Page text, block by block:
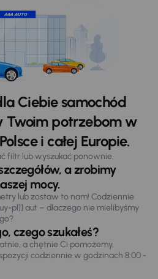
Ciebie samochód
Twoim potrzebom w
i całej Europie.
filtr lub wyszukać ponownie.
a zrobimy
mocy.
lub zostaw to nam! Codziennie
pl]] aut – dlaczego nie mielibyśmy
czego szukałeś?
a chętnie Ci pomożemy.
codziennie w godzinach 8:00 -